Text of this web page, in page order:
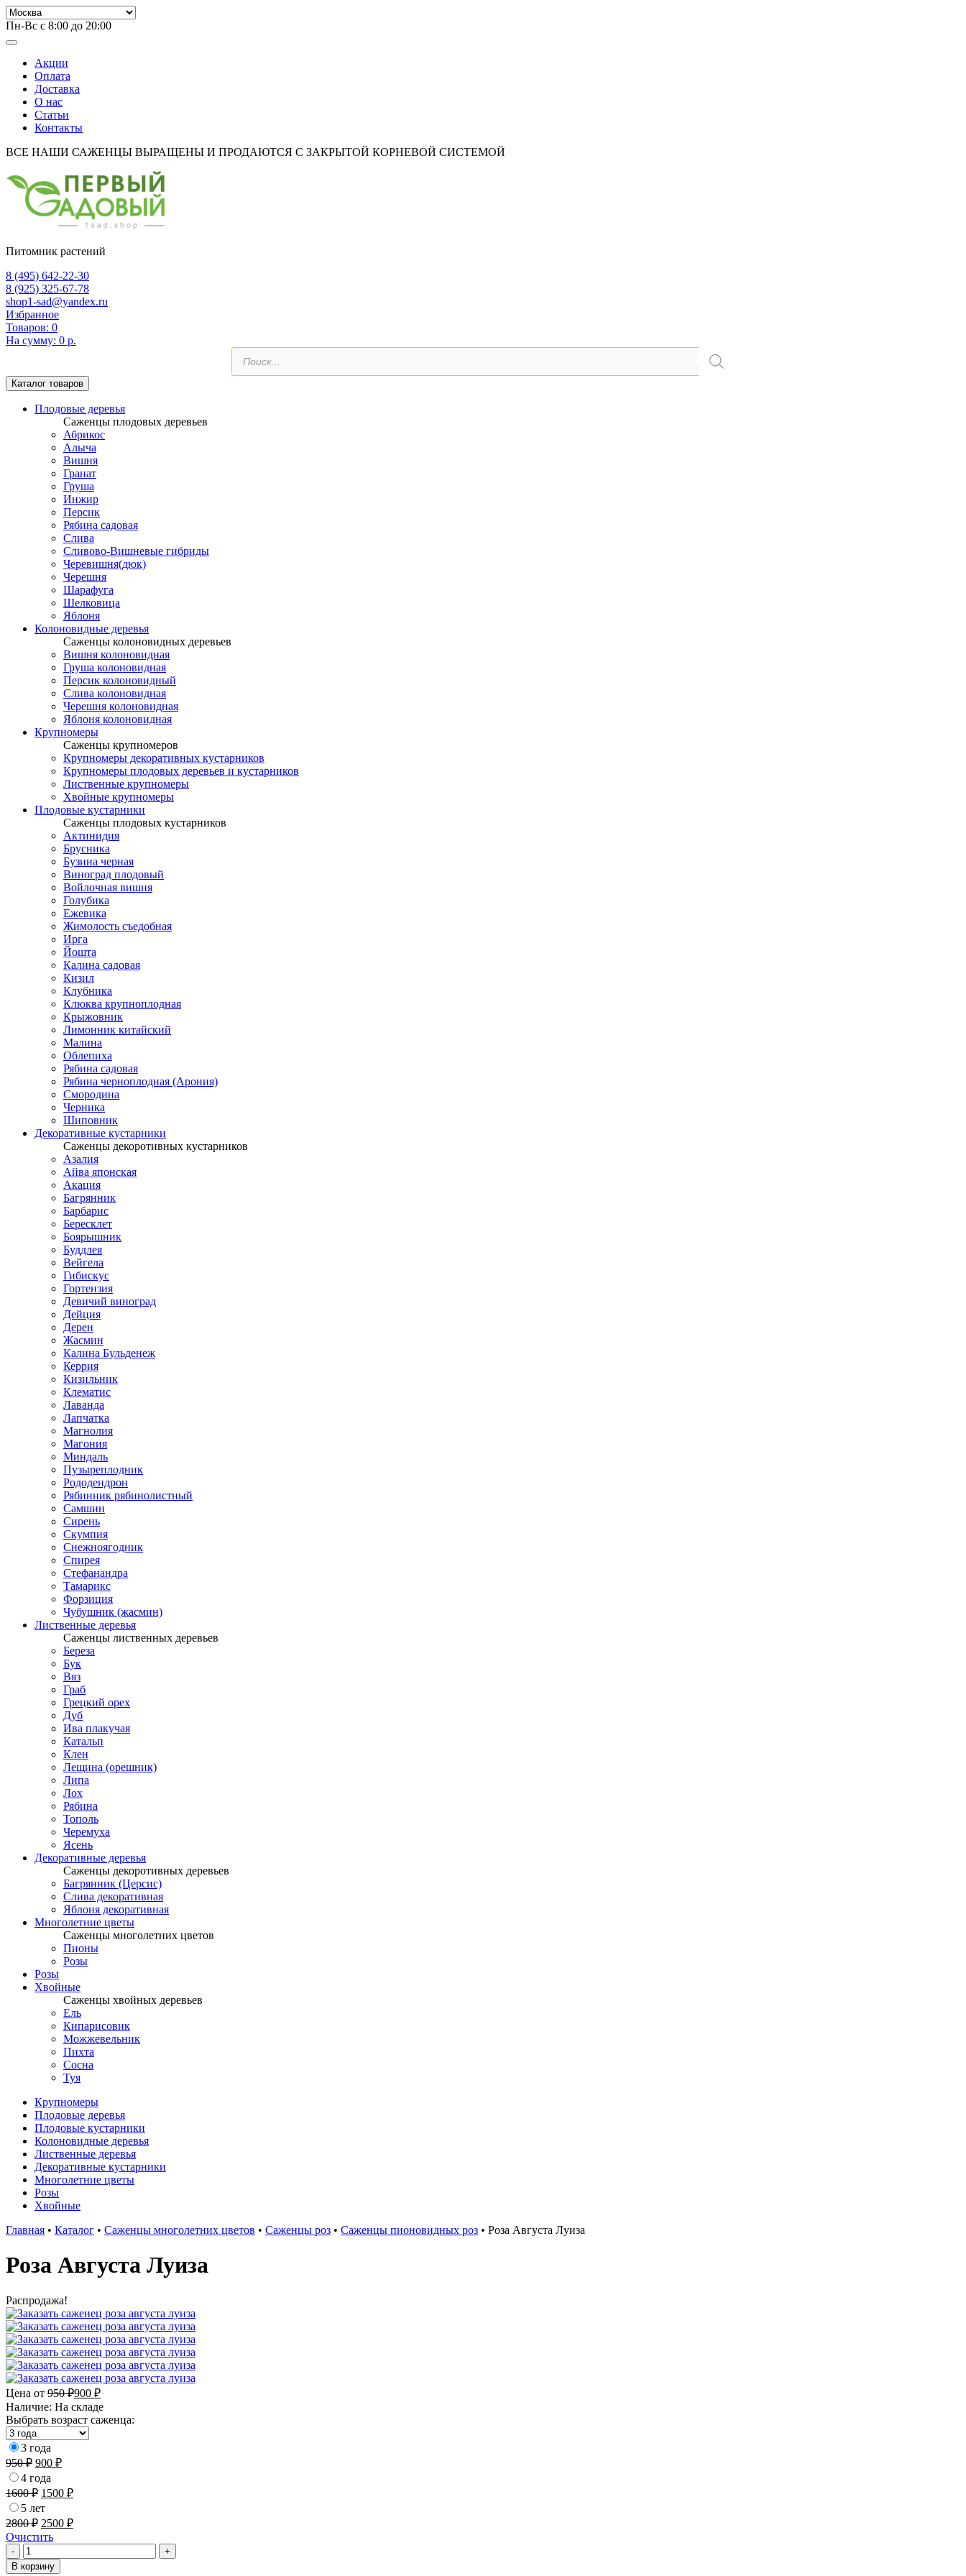
Пн-Вс с 8:00 до 20:00
Акции
Оплата
Доставка
О нас
Статьи
Контакты
ВСЕ НАШИ САЖЕНЦЫ ВЫРАЩЕНЫ И ПРОДАЮТСЯ С ЗАКРЫТОЙ КОРНЕВОЙ СИСТЕМОЙ
Питомник растений
8 (495) 642-22-30
8 (925) 325-67-78
shop1-sad@yandex.ru
Избранное
Товаров: 0
На сумму: 0 р.
Поиск
товаров
Каталог товаров
Плодовые деревья
Саженцы плодовых деревьев
Абрикос
Алыча
Вишня
Гранат
Груша
Инжир
Персик
Рябина садовая
Слива
Сливово-Вишневые гибриды
Черевишня(дюк)
Черешня
Шарафуга
Шелковица
Яблоня
Колоновидные деревья
Саженцы колоновидных деревьев
Вишня колоновидная
Груша колоновидная
Персик колоновидный
Слива колоновидная
Черешня колоновидная
Яблоня колоновидная
Крупномеры
Саженцы крупномеров
Крупномеры декоративных кустарников
Крупномеры плодовых деревьев и кустарников
Лиственные крупномеры
Хвойные крупномеры
Плодовые кустарники
Саженцы плодовых кустарников
Актинидия
Брусника
Бузина черная
Виноград плодовый
Войлочная вишня
Голубика
Ежевика
Жимолость съедобная
Ирга
Йошта
Калина садовая
Кизил
Клубника
Клюква крупноплодная
Крыжовник
Лимонник китайский
Малина
Облепиха
Рябина садовая
Рябина черноплодная (Арония)
Смородина
Черника
Шиповник
Декоративные кустарники
Саженцы декоротивных кустарников
Азалия
Айва японская
Акация
Багрянник
Барбарис
Бересклет
Боярышник
Буддлея
Вейгела
Гибискус
Гортензия
Девичий виноград
Дейция
Дерен
Жасмин
Калина Бульденеж
Керрия
Кизильник
Клематис
Лаванда
Лапчатка
Магнолия
Магония
Миндаль
Пузыреплодник
Рододендрон
Рябинник рябинолистный
Самшин
Сирень
Скумпия
Снежноягодник
Спирея
Стефанандра
Тамарикс
Форзиция
Чубушник (жасмин)
Лиственные деревья
Саженцы лиственных деревьев
Береза
Бук
Вяз
Граб
Грецкий орех
Дуб
Ива плакучая
Катальп
Клен
Лещина (орешник)
Липа
Лох
Рябина
Тополь
Черемуха
Ясень
Декоративные деревья
Саженцы декоротивных деревьев
Багрянник (Церсис)
Слива декоративная
Яблоня декоративная
Многолетние цветы
Саженцы многолетних цветов
Пионы
Розы
Розы
Хвойные
Саженцы хвойных деревьев
Ель
Кипарисовик
Можжевельник
Пихта
Сосна
Туя
Крупномеры
Плодовые деревья
Плодовые кустарники
Колоновидные деревья
Лиственные деревья
Декоративные кустарники
Многолетние цветы
Розы
Хвойные
Главная • Каталог • Саженцы многолетних цветов • Саженцы роз • Саженцы пионовидных роз • Роза Августа Луиза
Роза Августа Луиза
Распродажа!
Цена от 950₽900 ₽
Наличие: На складе
Выбрать возраст саженца:
3 года
950₽ 900 ₽
4 года
1600₽ 1500 ₽
5 лет
2800₽ 2500 ₽
Очистить
-
Количество
товара
+
В корзину